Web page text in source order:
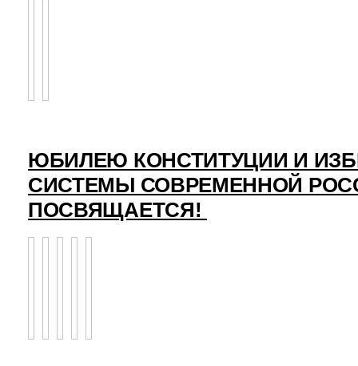
ЮБИЛЕЮ КОНСТИТУЦИИ И
СИСТЕМЫ СОВРЕМЕННОЙ
ПОСВЯЩАЕТСЯ!